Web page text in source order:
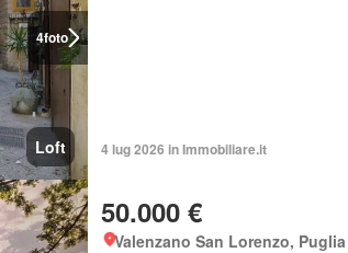
4foto
Loft 4 lug 2026 in Immobiliare.it
50.000 €
Valenzano San Lorenzo, Puglia